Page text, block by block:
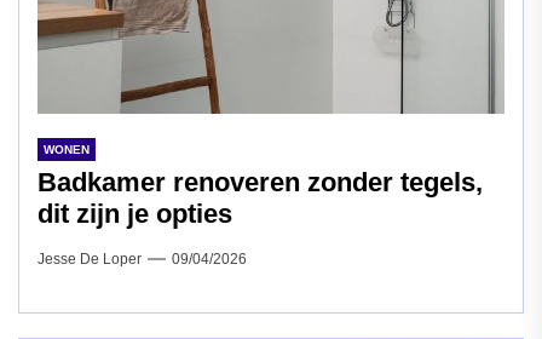
WONEN
Badkamer renoveren zonder tegels,
dit zijn je opties
Jesse De Loper 09/04/2026